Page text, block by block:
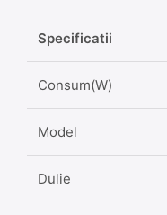
Specificatii
Consum(W)
Model
Dulie